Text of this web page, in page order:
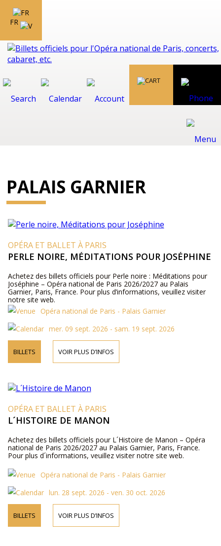
FR
PALAIS GARNIER
OPÉRA ET BALLET À PARIS
PERLE NOIRE, MÉDITATIONS POUR JOSÉPHINE
Achetez des billets officiels pour Perle noire : Méditations pour
Joséphine – Opéra national de Paris 2026/2027 au Palais
Garnier, Paris, France. Pour plus d’informations, veuillez visiter
notre site web.
Opéra national de Paris - Palais Garnier
mer. 09 sept. 2026 - sam. 19 sept. 2026
BILLETS VOIR PLUS D’INFOS
OPÉRA ET BALLET À PARIS
L´HISTOIRE DE MANON
Achetez des billets officiels pour L´Histoire de Manon – Opéra
national de Paris 2026/2027 au Palais Garnier, Paris, France.
Pour plus d´informations, veuillez visiter notre site web.
Opéra national de Paris - Palais Garnier
lun. 28 sept. 2026 - ven. 30 oct. 2026
BILLETS VOIR PLUS D’INFOS